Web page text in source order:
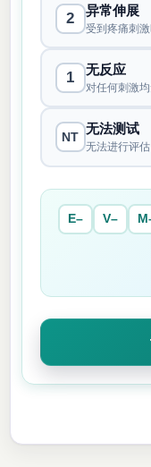
2 异常伸展
受到疼痛刺
1 无反应
对任何刺激
NT 无法测试
无法进行评
E– V–